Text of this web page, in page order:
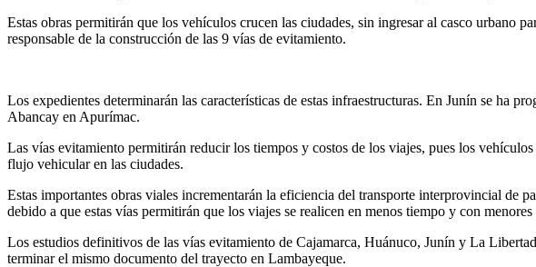
Estas obras permitirán que los vehículos crucen las ciudades, sin ingresar al casco urbano
responsable de la construcción de las 9 vías de evitamiento.
Los expedientes determinarán las características de estas infraestructuras. En Junín se ha
Abancay en Apurímac.
Las vías evitamiento permitirán reducir los tiempos y costos de los viajes, pues los
flujo vehicular en las ciudades.
Estas importantes obras viales incrementarán la eficiencia del transporte interprovincial de
debido a que estas vías permitirán que los viajes se realicen en menos tiempo y con menores
Los estudios definitivos de las vías evitamiento de Cajamarca, Huánuco, Junín y La
terminar el mismo documento del trayecto en Lambayeque.